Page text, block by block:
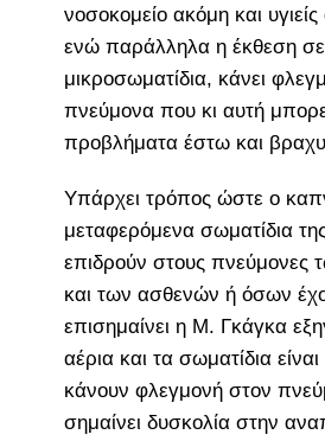
νοσοκομείο ακόμη και
ενώ παράλληλα η έκθεση σε
μικροσωματίδια, κάνει
πνεύμονα που κι αυτή
προβλήματα έστω και
Υπάρχει τρόπος ώστε ο
μεταφερόμενα σωματίδια
επιδρούν στους πνεύμονες
και των ασθενών ή όσων
επισημαίνει η Μ. Γκάγκα
αέρια και τα σωματίδια είναι
κάνουν φλεγμονή στον
σημαίνει δυσκολία στην